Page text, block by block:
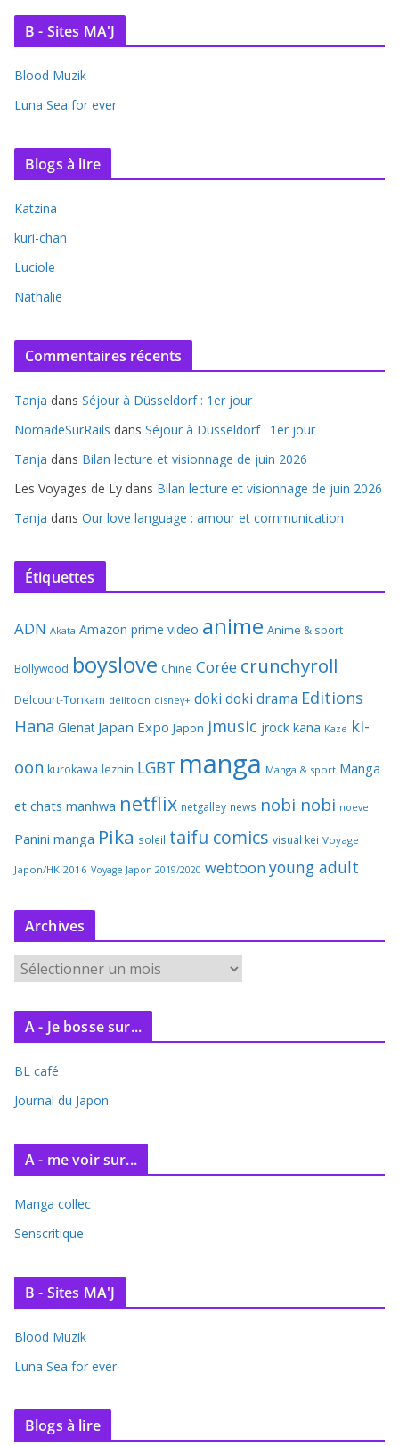
B - Sites MA'J
Blood Muzik
Luna Sea for ever
Blogs à lire
Katzina
kuri-chan
Luciole
Nathalie
Commentaires récents
Tanja dans Séjour à Düsseldorf : 1er jour
NomadeSurRails dans Séjour à Düsseldorf : 1er jour
Tanja dans Bilan lecture et visionnage de juin 2026
Les Voyages de Ly dans Bilan lecture et visionnage de juin 2026
Tanja dans Our love language : amour et communication
Étiquettes
ADN Akata Amazon prime video anime Anime & sport
Bollywood boyslove Chine Corée crunchyroll
Delcourt-Tonkam delitoon disney+ doki doki drama Editions
Hana Glenat Japan Expo Japon jmusic jrock kana Kaze ki-
oon kurokawa lezhin LGBT manga Manga & sport Manga
et chats manhwa netflix netgalley news nobi nobi noeve
Panini manga Pika soleil taifu comics visual kei Voyage
Japon/HK 2016 Voyage Japon 2019/2020 webtoon young adult
Archives
r
c
v
e
A - Je bosse sur...
BL café
Journal du Japon
A - me voir sur...
Manga collec
Senscritique
B - Sites MA'J
Blood Muzik
Luna Sea for ever
Blogs à lire